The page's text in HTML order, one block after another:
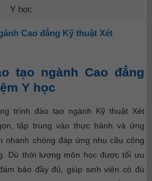
Y học
Cao đẳng Kỹ thuật Xét
tạo ngành Cao đẳng
Y học
trình đào tạo ngành Kỹ thuật Xét
tập trung vào thực hành và ứng
nhanh chóng đáp ứng nhu cầu công
Dù thời lượng môn học được tối ưu
bảo đầy đủ, giúp sinh viên có đủ